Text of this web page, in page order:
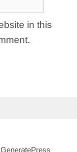
in this
GeneratePress